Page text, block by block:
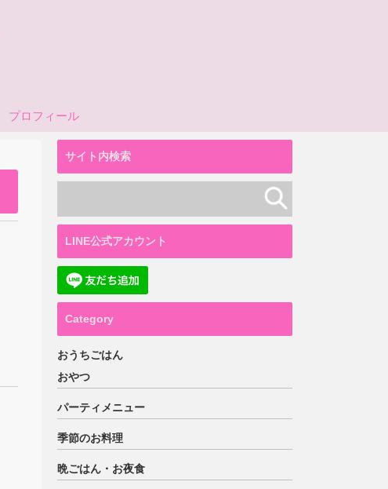
プロフィール
サイト内検索
LINE公式アカウント
Category
おうちごはん
おやつ
パーティメニュー
季節のお料理
晩ごはん・お夜食